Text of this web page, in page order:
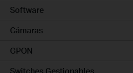
Software
Cámaras
GPON
Switches Gestionables